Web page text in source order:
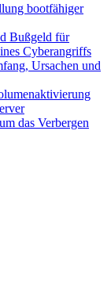
bootfähiger
Bußgeld für
Cyberangriffs
Ursachen und
das Verbergen